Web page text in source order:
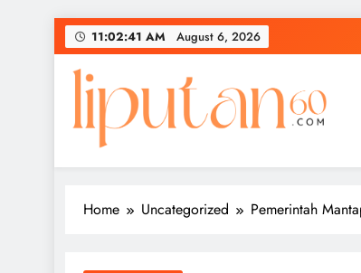
Skip
to
content
11:02:42 AM August 6, 2026
Home Uncategorized Pemerintah